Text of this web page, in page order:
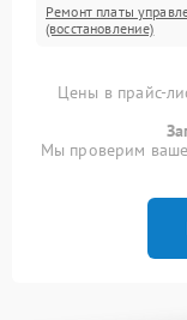
Ремонт платы
(восстановление)
Цены в прайс-
Мы проверим ваше